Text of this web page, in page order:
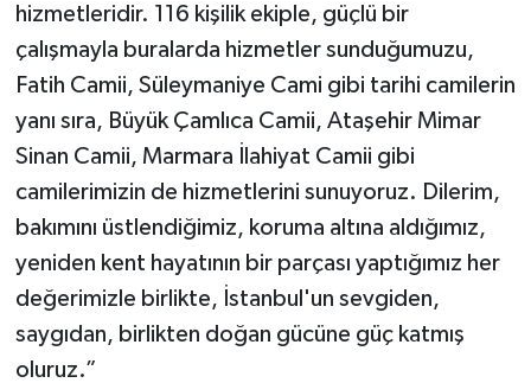
hizmetleridir. 116 kişilik ekiple, güçlü bir
çalışmayla buralarda hizmetler sunduğumuzu,
Fatih Camii, Süleymaniye Cami gibi tarihi camilerin
yanı sıra, Büyük Çamlıca Camii, Ataşehir Mimar
Sinan Camii, Marmara İlahiyat Camii gibi
camilerimizin de hizmetlerini sunuyoruz. Dilerim,
bakımını üstlendiğimiz, koruma altına aldığımız,
yeniden kent hayatının bir parçası yaptığımız her
değerimizle birlikte, İstanbul'un sevgiden,
saygıdan, birlikten doğan gücüne güç katmış
oluruz.”